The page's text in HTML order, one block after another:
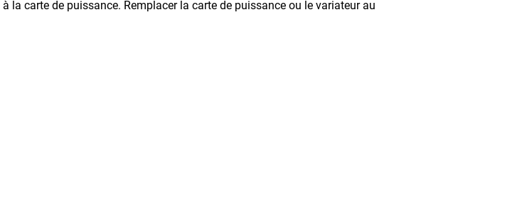
carte de puissance. Remplacer la carte de puissance ou le variateur au